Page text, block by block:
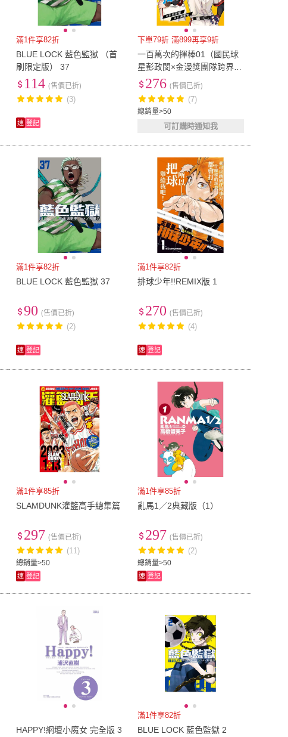
滿1件享82折
BLUE LOCK 藍色監獄 （首
刷限定版） 37
114 (售價已折)
(3)
速 登記
下單79折 滿899再享9折
一百萬次的揮棒01（國民球
星彭政閔×金漫獎團隊跨界聯
手）
總銷量>50
276 (售價已折)
(7)
可訂購時通知我
滿1件享82折
BLUE LOCK 藍色監獄 37
90 (售價已折)
(2)
速 登記
滿1件享82折
排球少年!!REMIX版 1
270 (售價已折)
(4)
速 登記
滿1件享85折
SLAMDUNK灌籃高手總集篇
總銷量>50
297 (售價已折)
(11)
速 登記
滿1件享85折
亂馬1／2典藏版（1）
總銷量>50
297 (售價已折)
(2)
速 登記
HAPPY!網壇小魔女 完全版 3
滿1件享82折
BLUE LOCK 藍色監獄 2